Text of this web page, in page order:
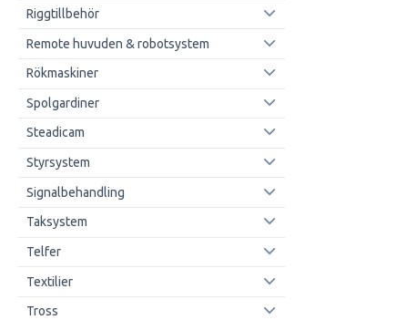
Riggtillbehör
Remote huvuden & robotsystem
Rökmaskiner
Spolgardiner
Steadicam
Styrsystem
Signalbehandling
Taksystem
Telfer
Textilier
Tross